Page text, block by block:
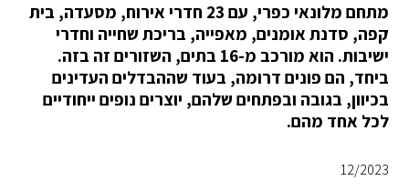
מתחם מלונאי כפרי, עם 23 חדרי אירוח, מסעדה, בית
קפה, סדנת אומנים, מאפייה, בריכת שחייה וחדרי
ישיבות. הוא מורכב מ-16 בתים, השזורים זה בזה.
ביחד, הם פונים דרומה, בעוד שההבדלים העדינים
בכיוון, בגובה ובפתחים שלהם, יוצרים נופים ייחודיים
לכל אחד מהם.
12/2023